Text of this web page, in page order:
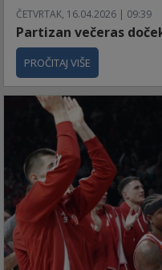
ČETVRTAK, 16.04.2026 | 09:39
Partizan večeras
PROČITAJ VIŠE